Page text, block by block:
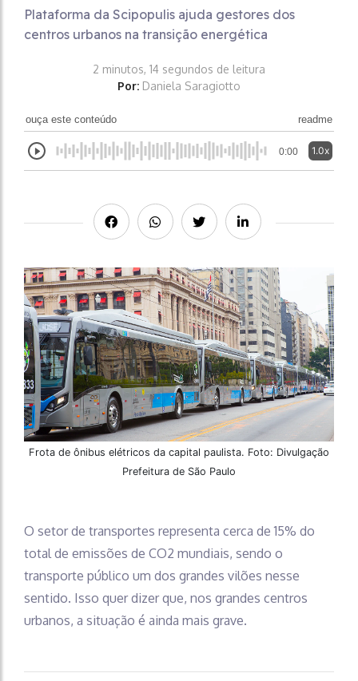
Plataforma da Scipopulis ajuda gestores dos
centros urbanos na transição energética
2 minutos, 14 segundos de leitura
Por: Daniela Saragiotto
ouça este conteúdo readme
0:00 1.0x
Frota de ônibus elétricos da capital paulista. Foto: Divulgação
Prefeitura de São Paulo
O setor de transportes representa cerca de 15% do
total de emissões de CO2 mundiais, sendo o
transporte público um dos grandes vilões nesse
sentido. Isso quer dizer que, nos grandes centros
urbanos, a situação é ainda mais grave.